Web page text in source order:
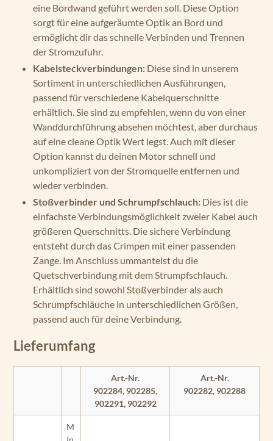
eine Bordwand geführt werden soll. Diese Option
sorgt für eine aufgeräumte Optik an Bord und
ermöglicht dir das schnelle Verbinden und Trennen
der Stromzufuhr.
Kabelsteckverbindungen: Diese sind in unserem
Sortiment in unterschiedlichen Ausführungen,
passend für verschiedene Kabelquerschnitte
erhältlich. Sie sind zu empfehlen, wenn du von einer
Wanddurchführung absehen möchtest, aber durchaus
auf eine cleane Optik Wert legst. Auch mit dieser
Option kannst du deinen Motor schnell und
unkompliziert von der Stromquelle entfernen und
wieder verbinden.
Stoßverbinder und Schrumpfschlauch: Dies ist die
einfachste Verbindungsmöglichkeit zweier Kabel auch
größeren Querschnitts. Die sichere Verbindung
entsteht durch das Crimpen mit einer passenden
Zange. Im Anschluss ummantelst du die
Quetschverbindung mit dem Strumpfschlauch.
Erhältlich sind sowohl Stoßverbinder als auch
Schrumpfschläuche in unterschiedlichen Größen,
passend auch für deine Verbindung.
Lieferumfang
Art.-Nr.
902284, 902285,
902291, 902292
Art.-Nr.
902282, 902288
M